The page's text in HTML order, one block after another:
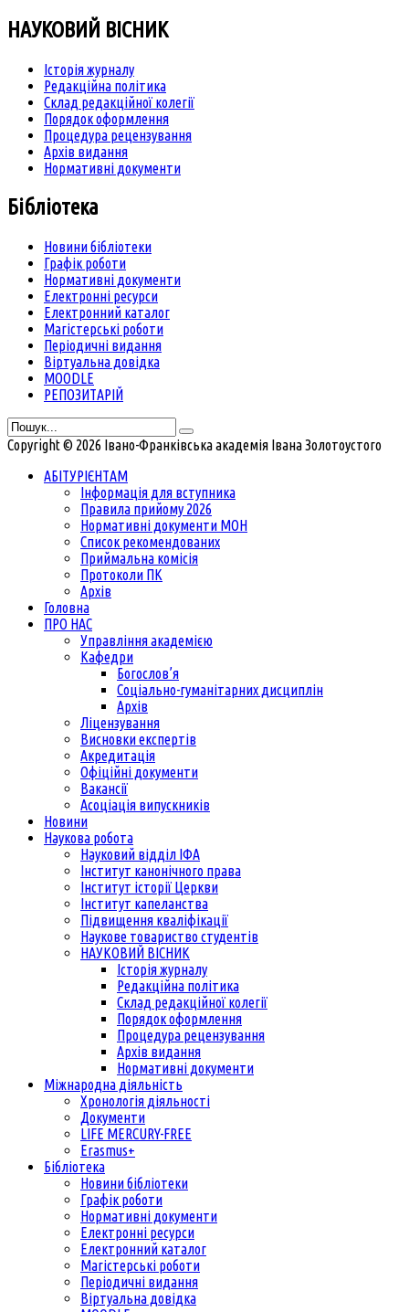
НАУКОВИЙ ВІСНИК
Історія журналу
Редакційна політика
Склад редакційної колегії
Порядок оформлення
Процедура рецензування
Архів видання
Нормативні документи
Бібліотека
Новини бібліотеки
Графік роботи
Нормативні документи
Електронні ресурси
Електронний каталог
Магістерські роботи
Періодичні видання
Віртуальна довідка
MOODLE
РЕПОЗИТАРІЙ
Copyright © 2026 Івано-Франківська академія Івана Золотоустого
АБІТУРІЄНТАМ
Інформація для вступника
Правила прийому 2026
Нормативні документи МОН
Список рекомендованих
Приймальна комісія
Протоколи ПК
Архів
Головна
ПРО НАС
Управління академією
Кафедри
Богослов’я
Соціально-гуманітарних дисциплін
Архів
Ліцензування
Висновки експертів
Акредитація
Офіційні документи
Вакансії
Асоціація випускників
Новини
Наукова робота
Науковий відділ ІФА
Інститут канонічного права
Інститут історії Церкви
Інститут капеланства
Підвищення кваліфікації
Наукове товариство студентів
НАУКОВИЙ ВІСНИК
Історія журналу
Редакційна політика
Склад редакційної колегії
Порядок оформлення
Процедура рецензування
Архів видання
Нормативні документи
Міжнародна діяльність
Хронологія діяльності
Документи
LIFE MERCURY-FREE
Erasmus+
Бібліотека
Новини бібліотеки
Графік роботи
Нормативні документи
Електронні ресурси
Електронний каталог
Магістерські роботи
Періодичні видання
Віртуальна довідка